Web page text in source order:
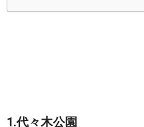
1.代々木公園